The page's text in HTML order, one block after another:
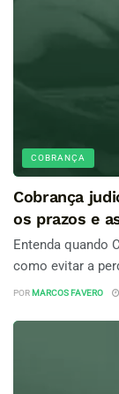
COBRANÇA
Cobrança
os prazos e
Entenda quando
como evitar a
POR MARCOS FAVERO